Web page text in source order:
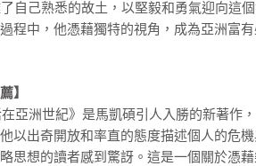
程中，他憑藉獨特的視角，成為亞洲富
】
以出奇開放和率直的態度描述個人的危
思想的讀者感到驚訝。這是一個關於憑